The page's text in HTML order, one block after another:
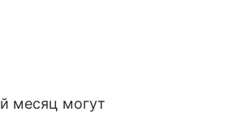
месяц могут